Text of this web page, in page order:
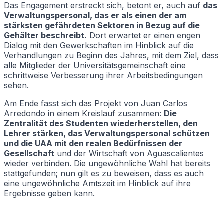
Das Engagement erstreckt sich, betont er, auch auf das
Verwaltungspersonal, das er als einen der am
stärksten gefährdeten Sektoren in Bezug auf die
Gehälter beschreibt. Dort erwartet er einen engen
Dialog mit den Gewerkschaften im Hinblick auf die
Verhandlungen zu Beginn des Jahres, mit dem Ziel, dass
alle Mitglieder der Universitätsgemeinschaft eine
schrittweise Verbesserung ihrer Arbeitsbedingungen
sehen.
Am Ende fasst sich das Projekt von Juan Carlos
Arredondo in einem Kreislauf zusammen: Die
Zentralität des Studenten wiederherstellen, den
Lehrer stärken, das Verwaltungspersonal schützen
und die UAA mit den realen Bedürfnissen der
Gesellschaft und der Wirtschaft von Aguascalientes
wieder verbinden. Die ungewöhnliche Wahl hat bereits
stattgefunden; nun gilt es zu beweisen, dass es auch
eine ungewöhnliche Amtszeit im Hinblick auf ihre
Ergebnisse geben kann.